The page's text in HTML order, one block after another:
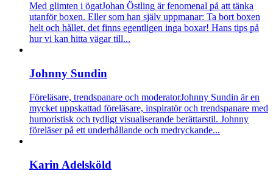
Med glimten i ögatJohan Östling är fenomenal på att tänka
utanför boxen. Eller som han själv uppmanar: Ta bort boxen
helt och hållet, det finns egentligen inga boxar! Hans tips på
hur vi kan hitta vägar till...
Johnny Sundin
Föreläsare, trendspanare och moderatorJohnny Sundin är en
mycket uppskattad föreläsare, inspiratör och trendspanare med
humoristisk och tydligt visualiserande berättarstil. Johnny
föreläser på ett underhållande och medryckande...
Karin Adelsköld